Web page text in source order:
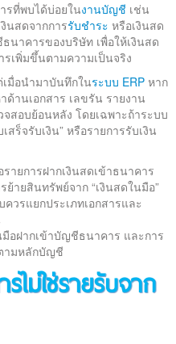
บเงินฝากสด
ระเภท
ดย MDSoft
รที่พบได้บ่อยในงานบัญชี เช่น
นสดจากการรับชำระ หรือเงินสด
นาคารของบริษัท เพื่อให้เงินสด
เพิ่มขึ้นตามความเป็นจริง
เมื่อนำมาบันทึกในระบบ ERP หาก
ด้านเอกสาร เลขรัน รายงาน
สอบย้อนหลัง โดยเฉพาะถ้าระบบ
ร็จรับเงิน” หรือรายการรับเงิน
ายการฝากเงินสดเข้าธนาคาร
ายสินทรัพย์จาก “เงินสดในมือ”
วรแยกประเภทเอกสารและ
ไม่ใช่รายรับจาก